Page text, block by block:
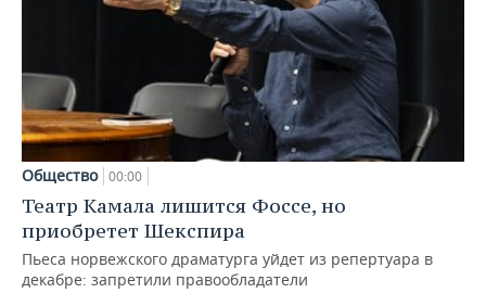
Общество 00:00
Театр Камала лишится Фоссе, но
приобретет Шекспира
Пьеса норвежского драматурга уйдет из репертуара в
декабре: запретили правообладатели